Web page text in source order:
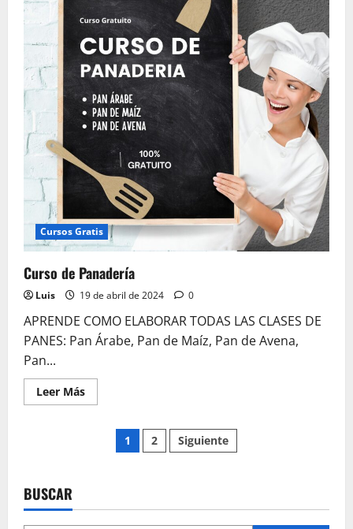
Cursos Gratis
Curso de Panadería
Luis 19 de abril de 2024 0
APRENDE COMO ELABORAR TODAS LAS CLASES DE
PANES: Pan Árabe, Pan de Maíz, Pan de Avena,
Pan...
Leer MásLeer
más
PanaderíaPaginación
entradas
1 2 Siguiente
BUSCAR